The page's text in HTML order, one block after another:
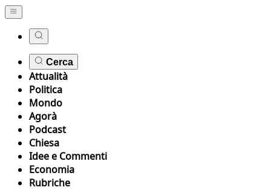
Cerca
Attualità
Politica
Mondo
Agorà
Podcast
Chiesa
Idee e Commenti
Economia
Rubriche